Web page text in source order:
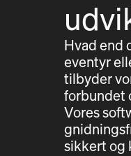
Hvad end
eventyr
tilbyder
forbundet
Vores
sikkert og